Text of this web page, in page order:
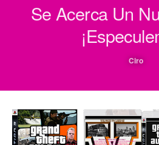
Se Acerca Un
Ciro